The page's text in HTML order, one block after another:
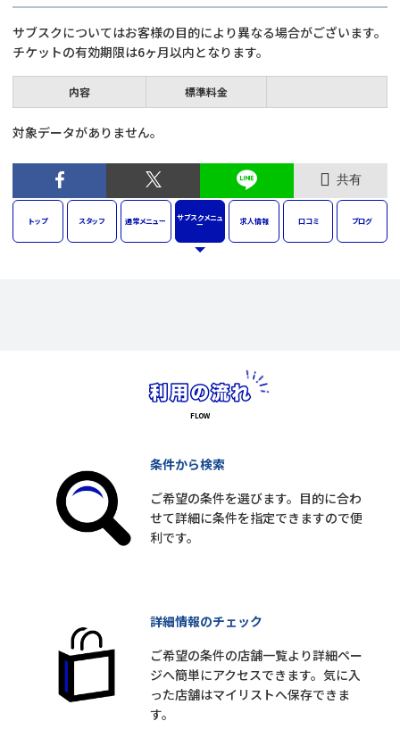
サブスクについてはお客様の目的により異なる場合がございます。
チケットの有効期限は6ヶ月以内となります。
内容 標準料金
対象データがありません。
共有
トップ スタッフ 通常メニュー サブスクメニュ
ー 求人情報 口コミ ブログ
条件から検索
ご希望の条件を選びます。目的に合わ
せて詳細に条件を指定できますので便
利です。
詳細情報のチェック
ご希望の条件の店舗一覧より詳細ペー
ジへ簡単にアクセスできます。気に入
った店舗はマイリストへ保存できま
す。